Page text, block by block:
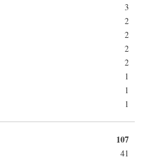
3
2
2
2
2
1
1
1
107
41